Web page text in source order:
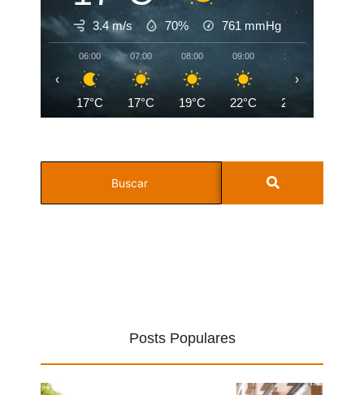
3.4 m/s 70% 761 mmHg
06:00
17°C
07:00
17°C
08:00
19°C
09:00
22°C
10:00
24°C
‹ ›
Posts Populares